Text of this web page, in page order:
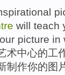
will teach
picture in
术中心的工
制作你的图